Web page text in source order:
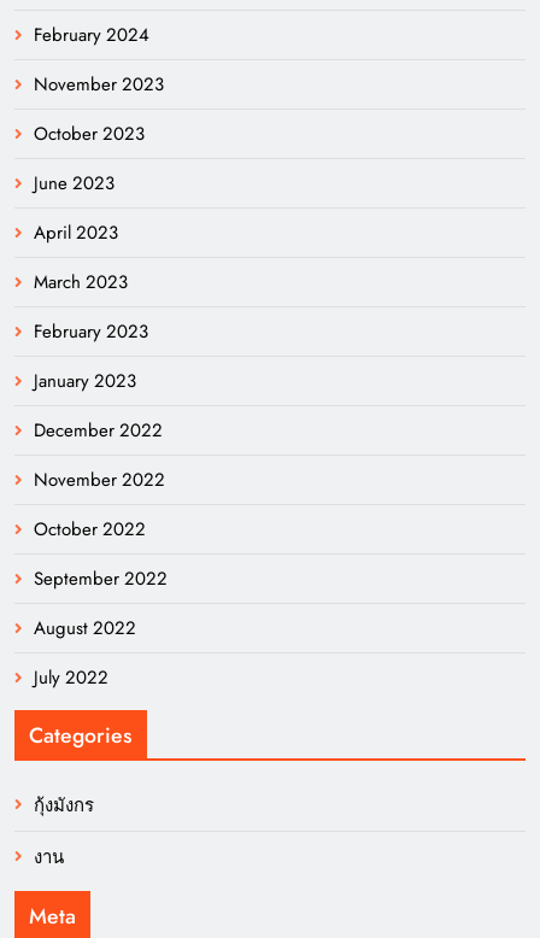
February 2024
November 2023
October 2023
June 2023
April 2023
March 2023
February 2023
January 2023
December 2022
November 2022
October 2022
September 2022
August 2022
July 2022
Categories
กุ้งมังกร
งาน
Meta